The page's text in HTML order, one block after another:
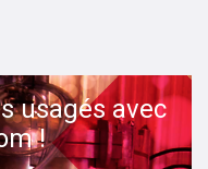
usagés avec
!